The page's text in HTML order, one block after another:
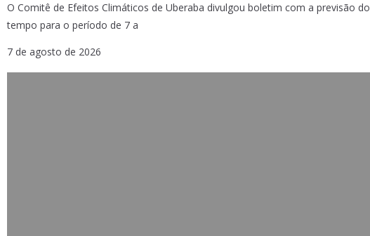
O Comitê de Efeitos Climáticos de Uberaba divulgou boletim com a previsão do
tempo para o período de 7 a
7 de agosto de 2026